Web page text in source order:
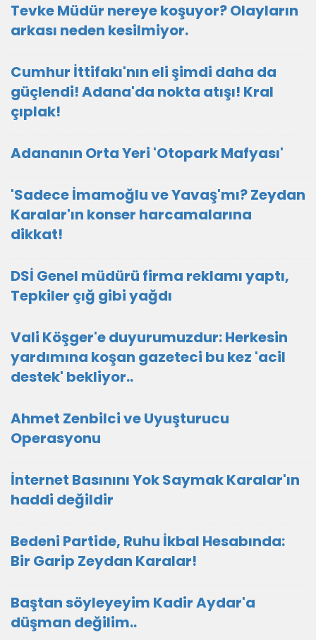
Tevke Müdür nereye koşuyor? Olayların
arkası neden kesilmiyor.
Cumhur İttifakı'nın eli şimdi daha da
güçlendi! Adana'da nokta atışı! Kral
çıplak!
Adananın Orta Yeri 'Otopark Mafyası'
'Sadece İmamoğlu ve Yavaş'mı? Zeydan
Karalar'ın konser harcamalarına
dikkat!
DSİ Genel müdürü firma reklamı yaptı,
Tepkiler çığ gibi yağdı
Vali Köşger'e duyurumuzdur: Herkesin
yardımına koşan gazeteci bu kez 'acil
destek' bekliyor..
Ahmet Zenbilci ve Uyuşturucu
Operasyonu
İnternet Basınını Yok Saymak Karalar'ın
haddi değildir
Bedeni Partide, Ruhu İkbal Hesabında:
Bir Garip Zeydan Karalar!
Baştan söyleyeyim Kadir Aydar'a
düşman değilim..